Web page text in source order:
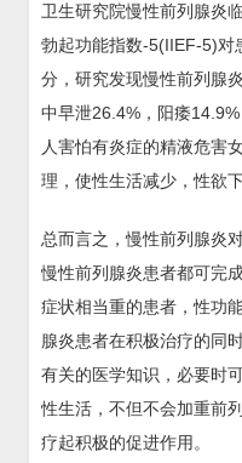
卫生研究院慢性前列腺炎
勃起功能指数-5(IIEF-5)对
分，研究发现慢性前列腺
中早泄26.4%，阳痿
人害怕有炎症的精液危害
理，使性生活减少，性欲下
总而言之，慢性前列腺炎
慢性前列腺炎患者都可完
症状相当重的患者，性功
腺炎患者在积极治疗的同
有关的医学知识，必要时
性生活，不但不会加重前
疗起积极的促进作用。